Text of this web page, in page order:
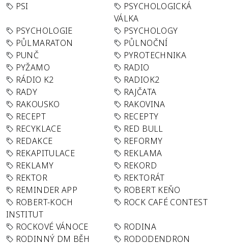
PSI
PSYCHOLOGICKÁ
VÁLKA
PSYCHOLOGIE
PSYCHOLOGY
PŮLMARATON
PŮLNOČNÍ
PUNČ
PYROTECHNIKA
PYŽAMO
RADIO
RÁDIO K2
RADIOK2
RADY
RAJČATA
RAKOUSKO
RAKOVINA
RECEPT
RECEPTY
RECYKLACE
RED BULL
REDAKCE
REFORMY
REKAPITULACE
REKLAMA
REKLAMY
REKORD
REKTOR
REKTORÁT
REMINDER APP
ROBERT KEŇO
ROBERT-KOCH
INSTITUT
ROCK CAFÉ CONTEST
ROCKOVÉ VÁNOCE
RODINA
RODINNÝ DM BĚH
RODODENDRON